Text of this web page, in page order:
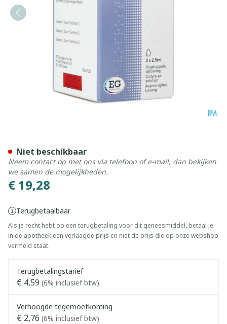
€ 19,28
Terugbetaalbaar
Als je recht hebt op een terugbetaling voor dit geneesmiddel, betaal je
in de apotheek een verlaagde prijs en niet de prijs die op onze webshop
vermeld staat.
Terugbetalingstarief
€ 4,59 (6% inclusief btw)
Verhoogde tegemoetkoming
€ 2,76 (6% inclusief btw)
Niet beschikbaar
Neem contact op met ons via telefoon of e-mail, dan bekijken
we samen de mogelijkheden.